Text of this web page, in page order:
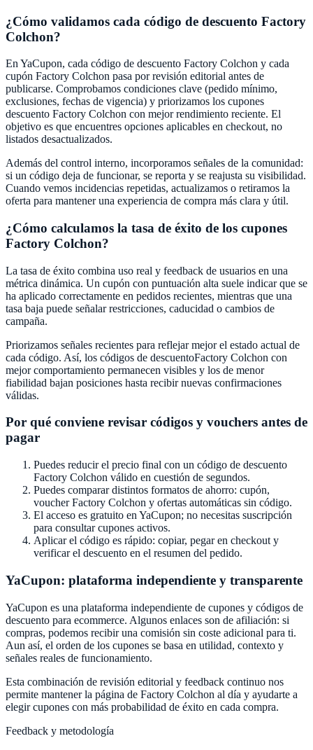
¿Cómo validamos cada código de descuento Factory
Colchon?
En YaCupon, cada código de descuento Factory Colchon y cada
cupón Factory Colchon pasa por revisión editorial antes de
publicarse. Comprobamos condiciones clave (pedido mínimo,
exclusiones, fechas de vigencia) y priorizamos los cupones
descuento Factory Colchon con mejor rendimiento reciente. El
objetivo es que encuentres opciones aplicables en checkout, no
listados desactualizados.
Además del control interno, incorporamos señales de la comunidad:
si un código deja de funcionar, se reporta y se reajusta su visibilidad.
Cuando vemos incidencias repetidas, actualizamos o retiramos la
oferta para mantener una experiencia de compra más clara y útil.
¿Cómo calculamos la tasa de éxito de los cupones
Factory Colchon?
La tasa de éxito combina uso real y feedback de usuarios en una
métrica dinámica. Un cupón con puntuación alta suele indicar que se
ha aplicado correctamente en pedidos recientes, mientras que una
tasa baja puede señalar restricciones, caducidad o cambios de
campaña.
Priorizamos señales recientes para reflejar mejor el estado actual de
cada código. Así, los códigos de descuentoFactory Colchon con
mejor comportamiento permanecen visibles y los de menor
fiabilidad bajan posiciones hasta recibir nuevas confirmaciones
válidas.
Por qué conviene revisar códigos y vouchers antes de
pagar
Puedes reducir el precio final con un código de descuento
Factory Colchon válido en cuestión de segundos.
Puedes comparar distintos formatos de ahorro: cupón,
voucherFactory Colchon y ofertas automáticas sin código.
El acceso es gratuito en YaCupon; no necesitas suscripción
para consultar cupones activos.
Aplicar el código es rápido: copiar, pegar en checkout y
verificar el descuento en el resumen del pedido.
YaCupon: plataforma independiente y transparente
YaCupon es una plataforma independiente de cupones y códigos de
descuento para ecommerce. Algunos enlaces son de afiliación: si
compras, podemos recibir una comisión sin coste adicional para ti.
Aun así, el orden de los cupones se basa en utilidad, contexto y
señales reales de funcionamiento.
Esta combinación de revisión editorial y feedback continuo nos
permite mantener la página de Factory Colchon al día y ayudarte a
elegir cupones con más probabilidad de éxito en cada compra.
Feedback y metodología